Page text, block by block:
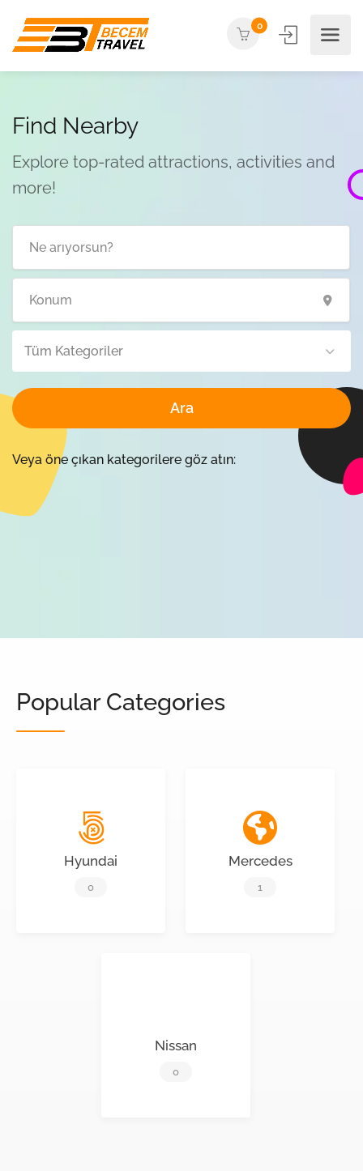
0
Find Nearby
Explore top-rated attractions, activities and
more!
Tüm Kategoriler
Ara
Veya öne çıkan kategorilere göz atın:
Popular Categories
Hyundai
0
Mercedes
1
Nissan
0